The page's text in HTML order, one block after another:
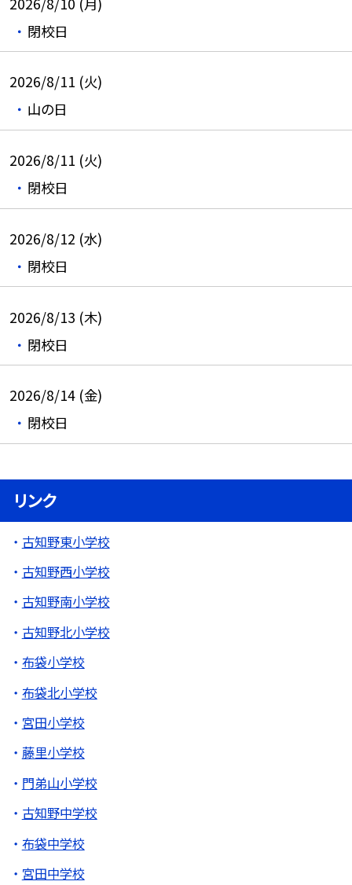
閉校日
2026/8/11 (火)
山の日
2026/8/11 (火)
閉校日
2026/8/12 (水)
閉校日
2026/8/13 (木)
閉校日
2026/8/14 (金)
閉校日
リンク
古知野東小学校
古知野西小学校
古知野南小学校
古知野北小学校
布袋小学校
布袋北小学校
宮田小学校
藤里小学校
門弟山小学校
古知野中学校
布袋中学校
宮田中学校